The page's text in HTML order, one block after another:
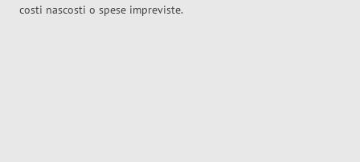
costi nascosti o spese impreviste.